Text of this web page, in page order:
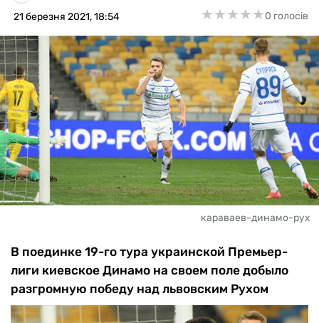
РІЗНЕ
БУКМЕКЕРИ
21 березня 2021, 18:54
★★★★★
★★★★★0 голосів
караваев-динамо-рух
В поединке 19-го тура украинской Премьер-
лиги киевское Динамо на своем поле добыло
разгромную победу над львовским Рухом